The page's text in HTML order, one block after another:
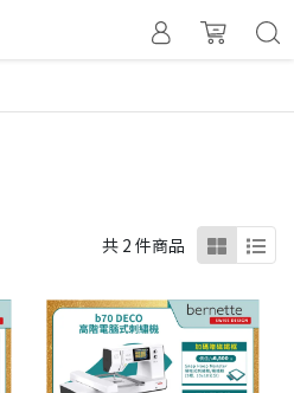
共 2 件商品